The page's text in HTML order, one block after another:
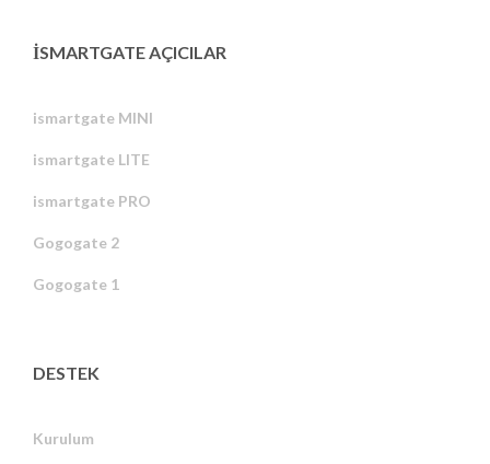
ISMARTGATE AÇICILAR
ismartgate MINI
ismartgate LITE
ismartgate PRO
Gogogate 2
Gogogate 1
DESTEK
Kurulum